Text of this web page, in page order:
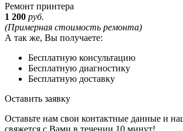
Ремонт принтера
1 200 руб.
(Примерная стоимость ремонта)
А так же, Вы получаете:
Бесплатную консультацию
Бесплатную диагностику
Бесплатную доставку
Оставить заявку
Оставьте нам свои контактные данные и
свяжется с Вами в течении 10 минут!